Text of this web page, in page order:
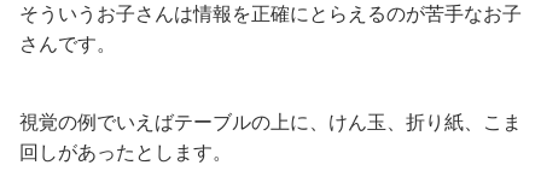
そういうお子さんは情報を正確にとらえるのが苦手なお子
さんです。
視覚の例でいえばテーブルの上に、けん玉、折り紙、こま
回しがあったとします。